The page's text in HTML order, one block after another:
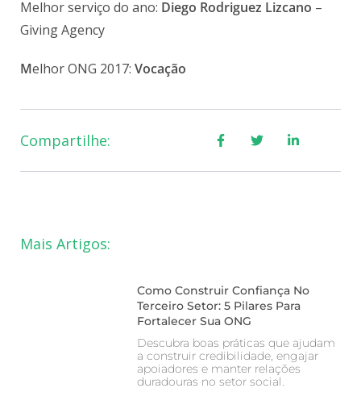
Melhor serviço do ano: Diego Rodriguez Lizcano –
Giving Agency
Melhor ONG 2017: Vocação
Compartilhe:
Mais Artigos:
Como Construir Confiança No
Terceiro Setor: 5 Pilares Para
Fortalecer Sua ONG
Descubra boas práticas que ajudam
a construir credibilidade, engajar
apoiadores e manter relações
duradouras no setor social.